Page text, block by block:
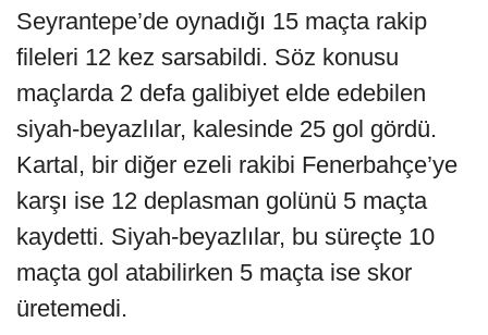
Seyrantepe’de oynadığı 15 maçta rakip
fileleri 12 kez sarsabildi. Söz konusu
maçlarda 2 defa galibiyet elde edebilen
siyah-beyazlılar, kalesinde 25 gol gördü.
Kartal, bir diğer ezeli rakibi Fenerbahçe’ye
karşı ise 12 deplasman golünü 5 maçta
kaydetti. Siyah-beyazlılar, bu süreçte 10
maçta gol atabilirken 5 maçta ise skor
üretemedi.